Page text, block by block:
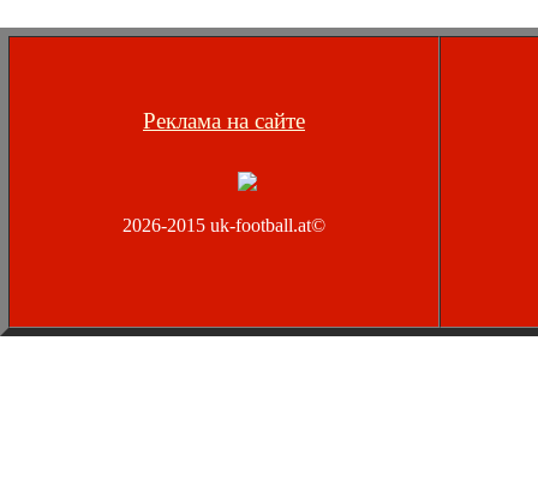
Реклама на сайте
2026-2015 uk-football.at©